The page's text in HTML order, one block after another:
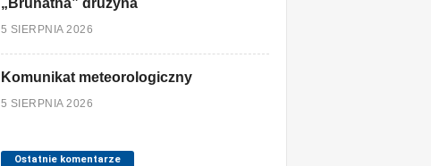
„Brunatna” drużyna
5 SIERPNIA 2026
Komunikat meteorologiczny
5 SIERPNIA 2026
Ostatnie komentarze